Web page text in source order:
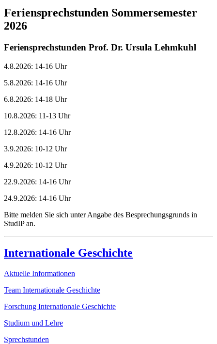
Feriensprechstunden Sommersemester
2026
Feriensprechstunden Prof. Dr. Ursula Lehmkuhl
4.8.2026: 14-16 Uhr
5.8.2026: 14-16 Uhr
6.8.2026: 14-18 Uhr
10.8.2026: 11-13 Uhr
12.8.2026: 14-16 Uhr
3.9.2026: 10-12 Uhr
4.9.2026: 10-12 Uhr
22.9.2026: 14-16 Uhr
24.9.2026: 14-16 Uhr
Bitte melden Sie sich unter Angabe des Besprechungsgrunds in
StudIP an.
Internationale Geschichte
Aktuelle Informationen
Team Internationale Geschichte
Forschung Internationale Geschichte
Studium und Lehre
Sprechstunden